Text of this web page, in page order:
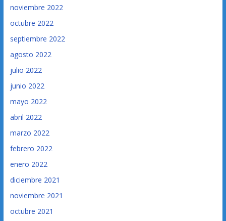
noviembre 2022
octubre 2022
septiembre 2022
agosto 2022
julio 2022
junio 2022
mayo 2022
abril 2022
marzo 2022
febrero 2022
enero 2022
diciembre 2021
noviembre 2021
octubre 2021